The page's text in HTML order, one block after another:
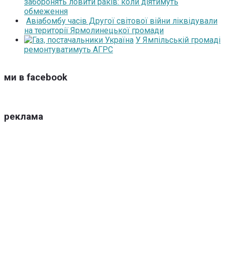
заборонять ловити раків: коли діятимуть
обмеження
Авіабомбу часів Другої світової війни ліквідували
на території Ярмолинецької громади
У Ямпільській громаді
ремонтуватимуть АГРС
ми в facebook
реклама